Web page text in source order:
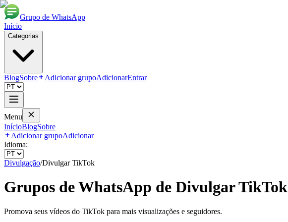
Grupo de WhatsApp
Início
Categorias
BlogSobre Adicionar grupoAdicionarEntrar
Menu
InícioBlogSobre
Adicionar grupoAdicionar
Idioma:
Divulgação/Divulgar TikTok
Grupos de WhatsApp de Divulgar TikTok
Promova seus vídeos do TikTok para mais visualizações e seguidores.